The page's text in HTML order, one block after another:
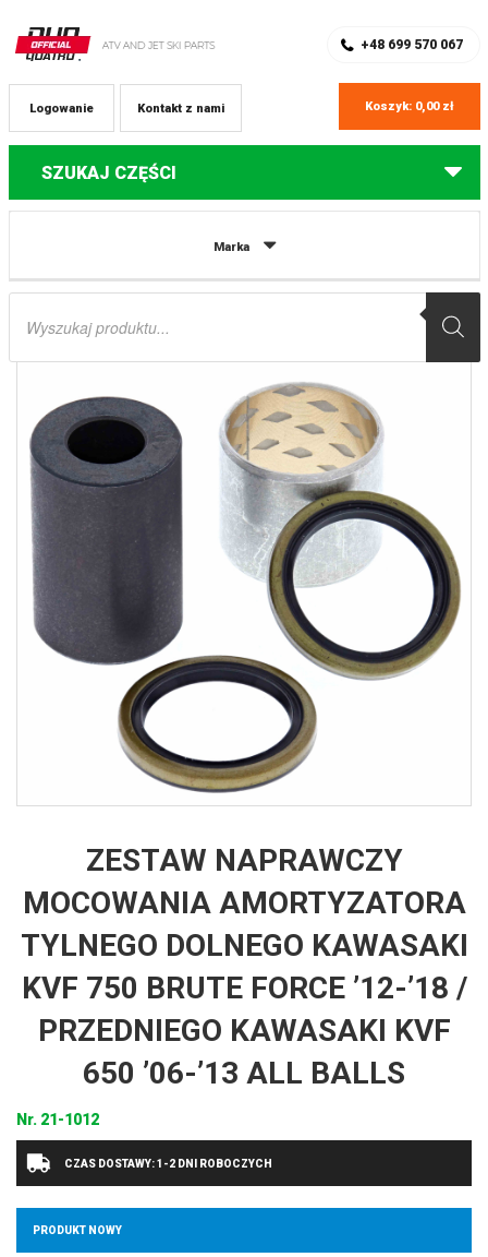
+48 699 570 067
Kontakt z nami
Logowanie Koszyk: 0,00 zł
SZUKAJ CZĘŚCI
Marka
Wyszukiwarka
Części do quadów Kawasaki
BRUTE FORCE ’12-’18 / PRZEDNIEGO KAWASAKI KVF 650 ’06-’13 ALL BALLS
ZESTAW NAPRAWCZY
MOCOWANIA AMORTYZATORA
TYLNEGO DOLNEGO KAWASAKI
KVF 750 BRUTE FORCE ’12-’18 /
PRZEDNIEGO KAWASAKI KVF
650 ’06-’13 ALL BALLS
Nr. 21-1012
CZAS DOSTAWY: 1-2 DNI ROBOCZYCH
PRODUKT NOWY